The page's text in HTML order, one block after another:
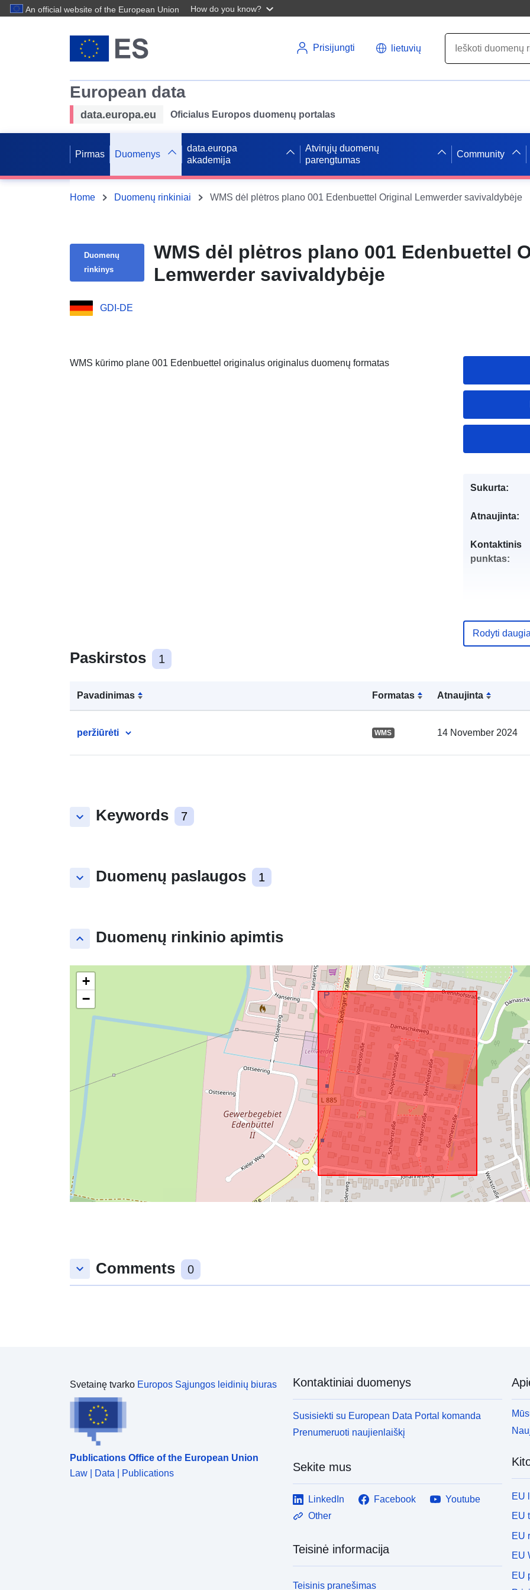
An official website of the European Union How do you know?
Prisijungti lietuvių
European data
data.europa.eu Oficialus Europos duomenų portalas
Pirmas Duomenys
data.europa
akademija
Atvirųjų duomenų
parengtumas
Community
Home Duomenų rinkiniai WMS dėl plėtros plano 001 Edenbuettel Original Lemwerder savivaldybėje
Duomenų
rinkinys
WMS dėl plėtros plano 001 Edenbuettel
Lemwerder savivaldybėje
GDI-DE
WMS kūrimo plane 001 Edenbuettel originalus originalus duomenų formatas
Paskirstos 1
Pavadinimas Formatas Atnaujinta
peržiūrėti WMS 14 November 2024
keyboard_arrow_down Keywords 7
keyboard_arrow_down Duomenų paslaugos 1
keyboard_arrow_up Duomenų rinkinio apimtis
+
−
Sukurta:
Atnaujinta:
Kontaktinis
punktas:
Erdviniai
Rodyti
keyboard_arrow_down Comments 0
Svetainę tvarko Europos Sąjungos leidinių biuras
Publications Office of the European Union
Law | Data | Publications
Kontaktiniai duomenys
Susisiekti su European Data Portal komanda
Prenumeruoti naujienlaiškį
Sekite mus
LinkedIn Facebook
Youtube
Other
Teisinė informacija
Teisinis pranešimas
EU
EU
EU
EU
EU